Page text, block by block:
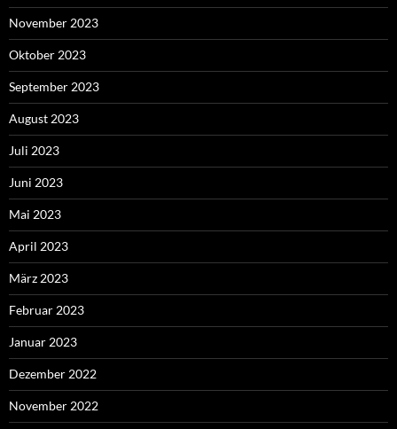
November 2023
Oktober 2023
September 2023
August 2023
Juli 2023
Juni 2023
Mai 2023
April 2023
März 2023
Februar 2023
Januar 2023
Dezember 2022
November 2022